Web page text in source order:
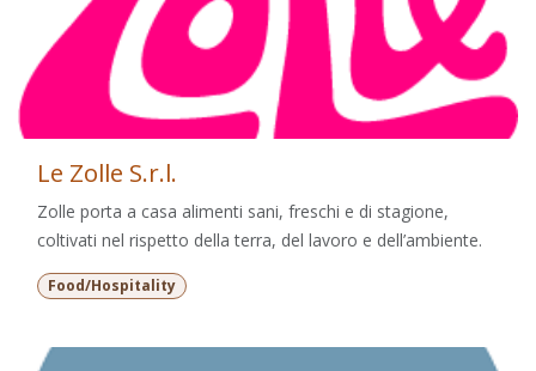
Le Zolle S.r.l.
Zolle porta a casa alimenti sani, freschi e di stagione,
coltivati nel rispetto della terra, del lavoro e dell’ambiente.
Food/Hospitality